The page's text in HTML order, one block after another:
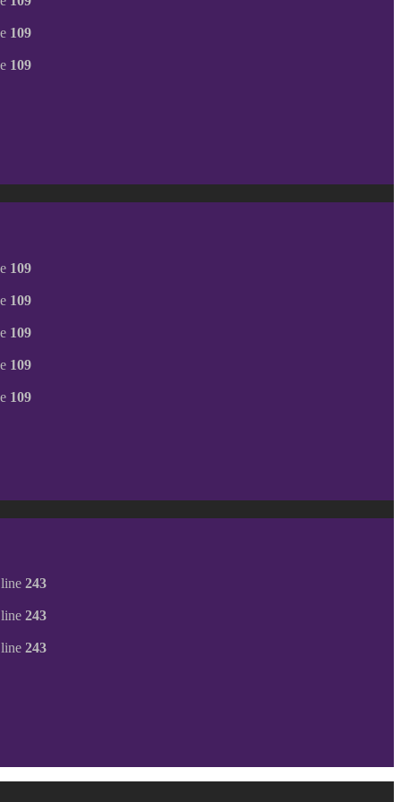
109
109
109
109
109
109
109
243
243
243